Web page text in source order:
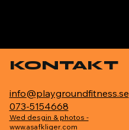
KONTAKT
info@playgroundfitness.se
073-5154668
Wed desgin & photos -
www.asafkliger.com